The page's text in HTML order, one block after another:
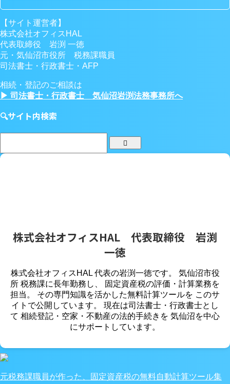
【サイト運営者】
株式会社オフィスHAL
代表取締役 岩渕 一徳
元・気仙沼市役所 税務課職員
司法書士・行政書士・AFP
相続・登記のご相談は
▶ 司法書士・行政書士 気仙沼岩渕法務事務所へ
🔍サイト内検索
株式会社オフィスHAL 代表取締役 岩渕
一徳
株式会社オフィスHAL 代表の岩渕一徳です。 気仙沼市役
所 税務課に長年勤務し、 固定資産税の評価・計算業務を
担当。 その専門知識を活かした無料計算ツールを このサ
イトで公開しています。 現在は司法書士・行政書士とし
て 相続登記・空家・不動産の法的手続きを 気仙沼を中心
にサポートしています。
元税務課職員が作った、固定資産税の無料自動計算ツール集
【新築一戸建て住宅の固定資産税〔減税〕シミュレー
ション】住宅軽減額の税金自動計算ツール
2023/1/20 固定資産税 シミュレーション
のオンライン計算シミュレーション
法,新築住宅軽減 シミュレーション
固定資産税
固定資産税(土地)自動計算シミュレーション【元税務
課職員作成の住宅用地特例による軽減・減税額計算ツ
不動産取得税 土地 家・土地の税金 家・間取り
役所・公
税金計算ツール
不動産取得税（建物）自動計算ツール【元税務課職員
作成の新築一戸建て税額シミュレーションサイト】
2023/2/7 不動産取得税の計算シミュレーション,土地・
中古家屋の不動産取得税の計算,新築家屋の不動産取得税
をオンラインで計算
1 2 Next »
Share